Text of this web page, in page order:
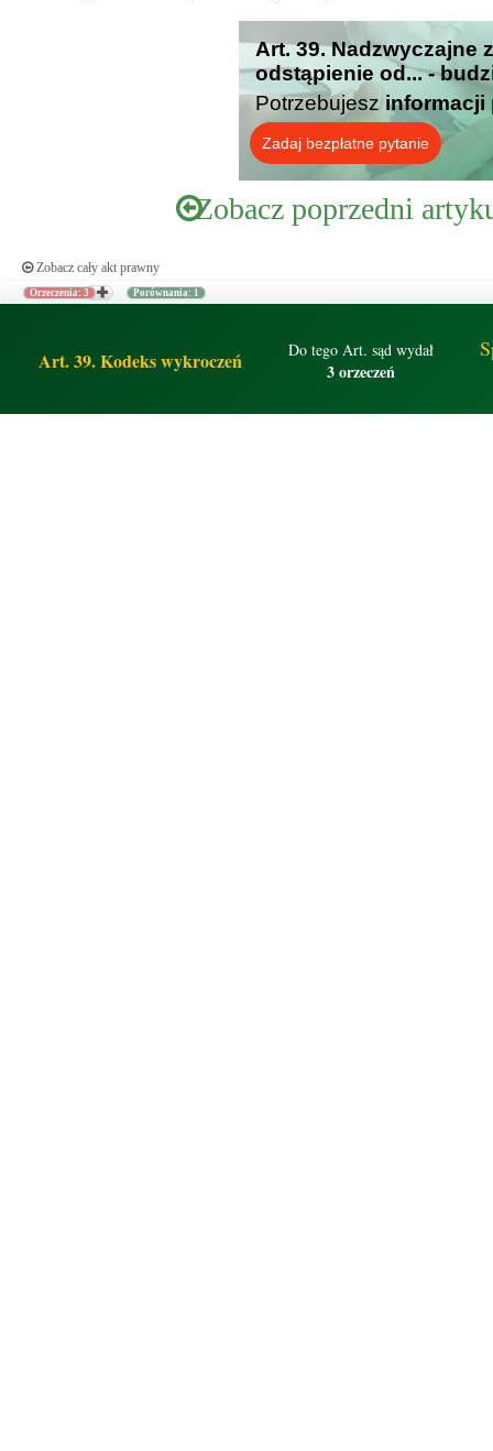
Art. 39. Nadzwyczajne
odstąpienie od... -
Potrzebujesz informacji
Zadaj bezpłatne pytanie
Zobacz poprzedni
Zobacz cały akt prawny
Orzeczenia: 3 Porównania: 1
Art. 39. Kodeks wykroczeń Do tego Art. sąd wydał
3 orzeczeń